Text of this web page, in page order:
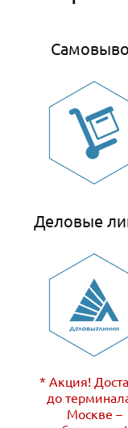
Деловые
* Акция!
до
Москве –